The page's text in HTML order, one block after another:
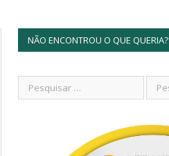
NÃO ENCONTROU O QUE QUERIA?